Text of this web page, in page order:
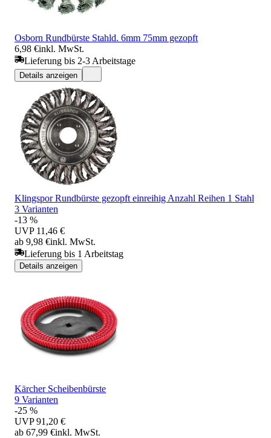
Osborn Rundbürste Stahld. 6mm 75mm gezopft
6,98 €inkl. MwSt.
Lieferung bis 2-3 Arbeitstage
Details anzeigen
Klingspor Rundbürste gezopft einreihig Anzahl Reihen 1 Stahl
3 Varianten
-13 %
UVP 11,46 €
ab 9,98 €inkl. MwSt.
Lieferung bis 1 Arbeitstag
Details anzeigen
Kärcher Scheibenbürste
9 Varianten
-25 %
UVP 91,20 €
ab 67,99 €inkl. MwSt.